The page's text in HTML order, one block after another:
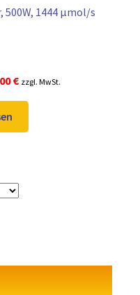
500W, 1444 μmol/s
€
€Aktueller
Preis
669,00 €.
zzgl. MwSt.